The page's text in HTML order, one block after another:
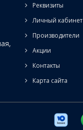
Реквизиты
Личный кабинет
Производители
Акции
Контакты
Карта сайта